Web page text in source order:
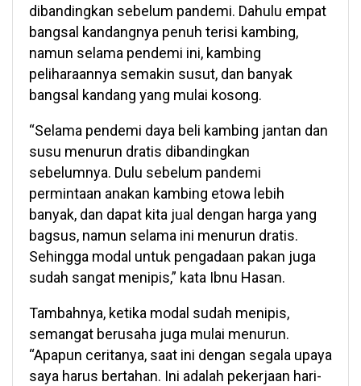
dibandingkan sebelum pandemi. Dahulu empat
bangsal kandangnya penuh terisi kambing,
namun selama pendemi ini, kambing
peliharaannya semakin susut, dan banyak
bangsal kandang yang mulai kosong.
“Selama pendemi daya beli kambing jantan dan
susu menurun dratis dibandingkan
sebelumnya. Dulu sebelum pandemi
permintaan anakan kambing etowa lebih
banyak, dan dapat kita jual dengan harga yang
bagsus, namun selama ini menurun dratis.
Sehingga modal untuk pengadaan pakan juga
sudah sangat menipis,” kata Ibnu Hasan.
Tambahnya, ketika modal sudah menipis,
semangat berusaha juga mulai menurun.
“Apapun ceritanya, saat ini dengan segala upaya
saya harus bertahan. Ini adalah pekerjaan hari-